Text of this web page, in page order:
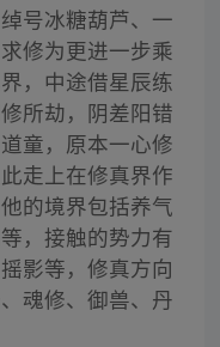
号冰糖葫芦、一
修为更进一步乘
，中途借星辰练
所劫，阴差阳错
童，原本一心修
走上在修真界作
的境界包括养气
，接触的势力有
影等，修真方向
魂修、御兽、丹